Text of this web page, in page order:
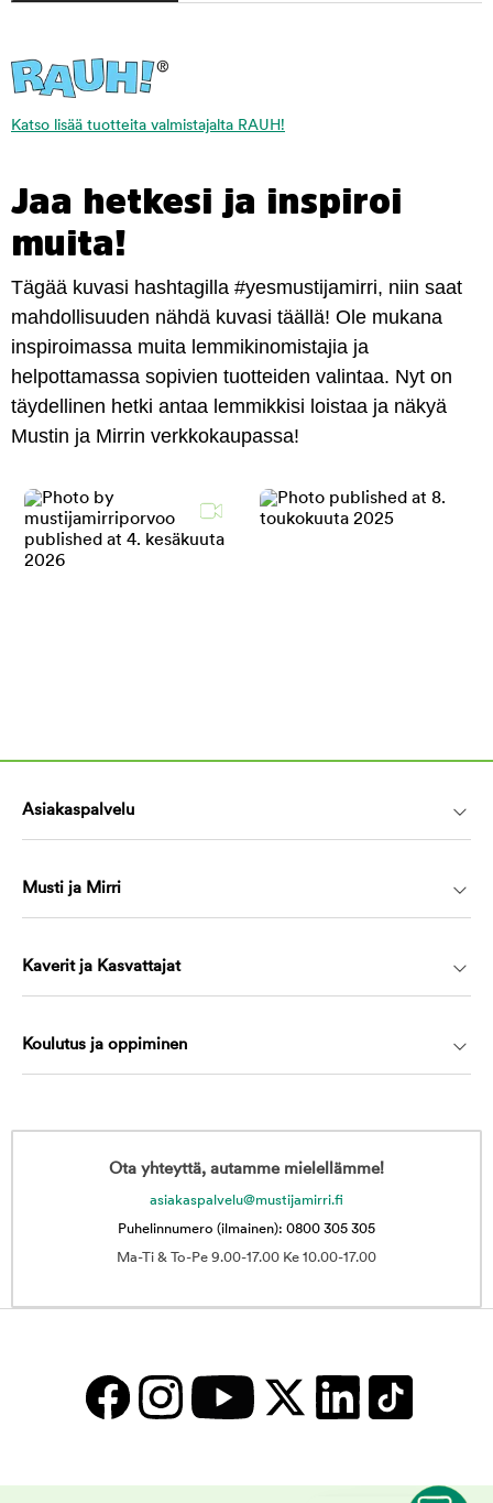
Katso lisää tuotteita valmistajalta RAUH!
Jaa hetkesi ja inspiroi
muita!
Tägää kuvasi hashtagilla #yesmustijamirri, niin saat
mahdollisuuden nähdä kuvasi täällä! Ole mukana
inspiroimassa muita lemmikinomistajia ja
helpottamassa sopivien tuotteiden valintaa. Nyt on
täydellinen hetki antaa lemmikkisi loistaa ja näkyä
Mustin ja Mirrin verkkokaupassa!
Asiakaspalvelu
Musti ja Mirri
Kaverit ja Kasvattajat
Koulutus ja oppiminen
Ota yhteyttä, autamme mielellämme!
asiakaspalvelu@mustijamirri.fi
Puhelinnumero (ilmainen): 0800 305 305
Ma-Ti & To-Pe 9.00-17.00 Ke 10.00-17.00